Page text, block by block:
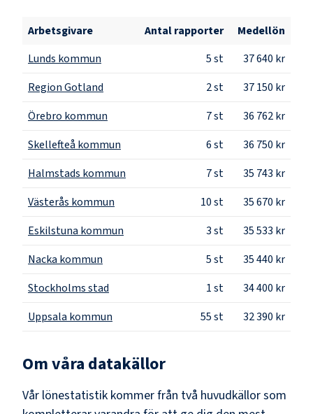
Arbetsgivare Antal rapporter
Medellön
Lunds kommun
5st
37 640 kr
Region Gotland
2st
37 150 kr
Örebro kommun
7st
36 762 kr
Skellefteå kommun
6st
36 750 kr
Halmstads kommun
7st
35 743 kr
Västerås kommun
10st
35 670 kr
Eskilstuna kommun
3st
35 533 kr
Nacka kommun
5st
35 440 kr
Stockholms stad
1st
34 400 kr
Uppsala kommun
55st 32 390 kr
Om våra datakällor
Vår lönestatistik kommer från två huvudkällor som